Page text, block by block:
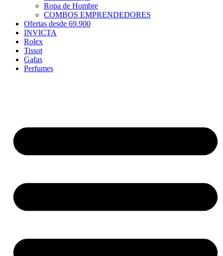
Ropa de Hombre
COMBOS EMPRENDEDORES
Ofertas desde 69.900
INVICTA
Rolex
Tissot
Gafas
Perfumes